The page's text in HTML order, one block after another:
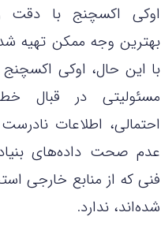
اوکی اکسچنج با دقت
بهترین وجه ممکن تهیه
با این حال، اوکی
مسئولیتی در قبال
احتمالی، اطلاعات
عدم صحت داده‌های
فنی که از منابع خارجی
شده‌اند، ندارد.